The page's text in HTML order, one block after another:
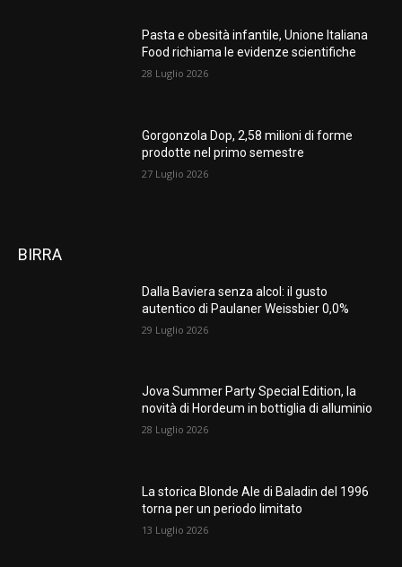
Pasta e obesità infantile, Unione Italiana
Food richiama le evidenze scientifiche
28 Luglio 2026
Gorgonzola Dop, 2,58 milioni di forme
prodotte nel primo semestre
27 Luglio 2026
BIRRA
Dalla Baviera senza alcol: il gusto
autentico di Paulaner Weissbier 0,0%
29 Luglio 2026
Jova Summer Party Special Edition, la
novità di Hordeum in bottiglia di alluminio
28 Luglio 2026
La storica Blonde Ale di Baladin del 1996
torna per un periodo limitato
13 Luglio 2026